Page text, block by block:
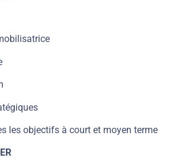
les objectifs à court et moyen terme